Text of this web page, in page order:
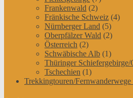
Frankenwald (2)
Fränkische Schweiz (4)
Nürnberger Land (5)
Oberpfälzer Wald (2)
Österreich (2)
Schwäbische Alb (1)
Thüringer Schiefergebirge/
Tschechien (1)
Trekkingtouren/